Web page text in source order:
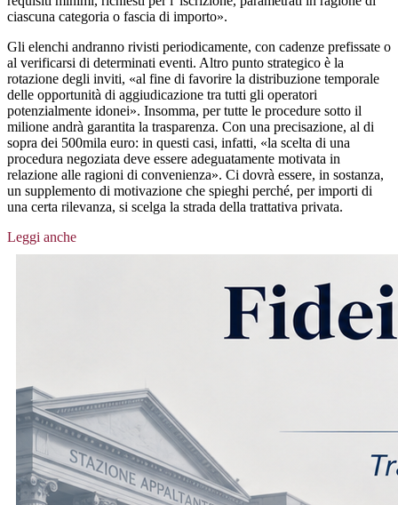
ciascuna categoria o fascia di importo».
Gli elenchi andranno rivisti periodicamente, con cadenze prefissate o
al verificarsi di determinati eventi. Altro punto strategico è la
rotazione degli inviti, «al fine di favorire la distribuzione temporale
delle opportunità di aggiudicazione tra tutti gli operatori
potenzialmente idonei». Insomma, per tutte le procedure sotto il
milione andrà garantita la trasparenza. Con una precisazione, al di
sopra dei 500mila euro: in questi casi, infatti, «la scelta di una
procedura negoziata deve essere adeguatamente motivata in
relazione alle ragioni di convenienza». Ci dovrà essere, in sostanza,
un supplemento di motivazione che spieghi perché, per importi di
una certa rilevanza, si scelga la strada della trattativa privata.
Leggi anche